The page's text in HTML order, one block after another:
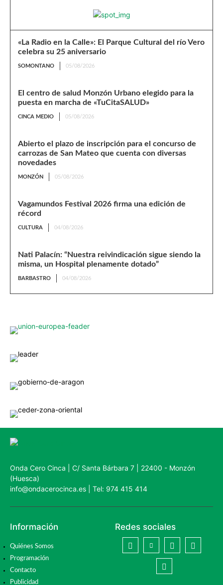
«La Radio en la Calle»: El Parque Cultural del río Vero
celebra su 25 aniversario
SOMONTANO 05/08/2026
El centro de salud Monzón Urbano elegido para la
puesta en marcha de «TuCitaSALUD»
CINCA MEDIO 05/08/2026
Abierto el plazo de inscripción para el concurso de
carrozas de San Mateo que cuenta con diversas
novedades
MONZÓN 05/08/2026
Vagamundos Festival 2026 firma una edición de
récord
CULTURA 04/08/2026
Nati Palacín: “Nuestra reivindicación sigue siendo la
misma, un Hospital plenamente dotado”
BARBASTRO 04/08/2026
Onda Cero Cinca | C/ Santa Bárbara 7 | 22400 - Monzón
(Huesca)
info@ondacerocinca.es | Tel: 974 415 414
Información
Quiénes Somos
Programación
Contacto
Publicidad
Redes sociales